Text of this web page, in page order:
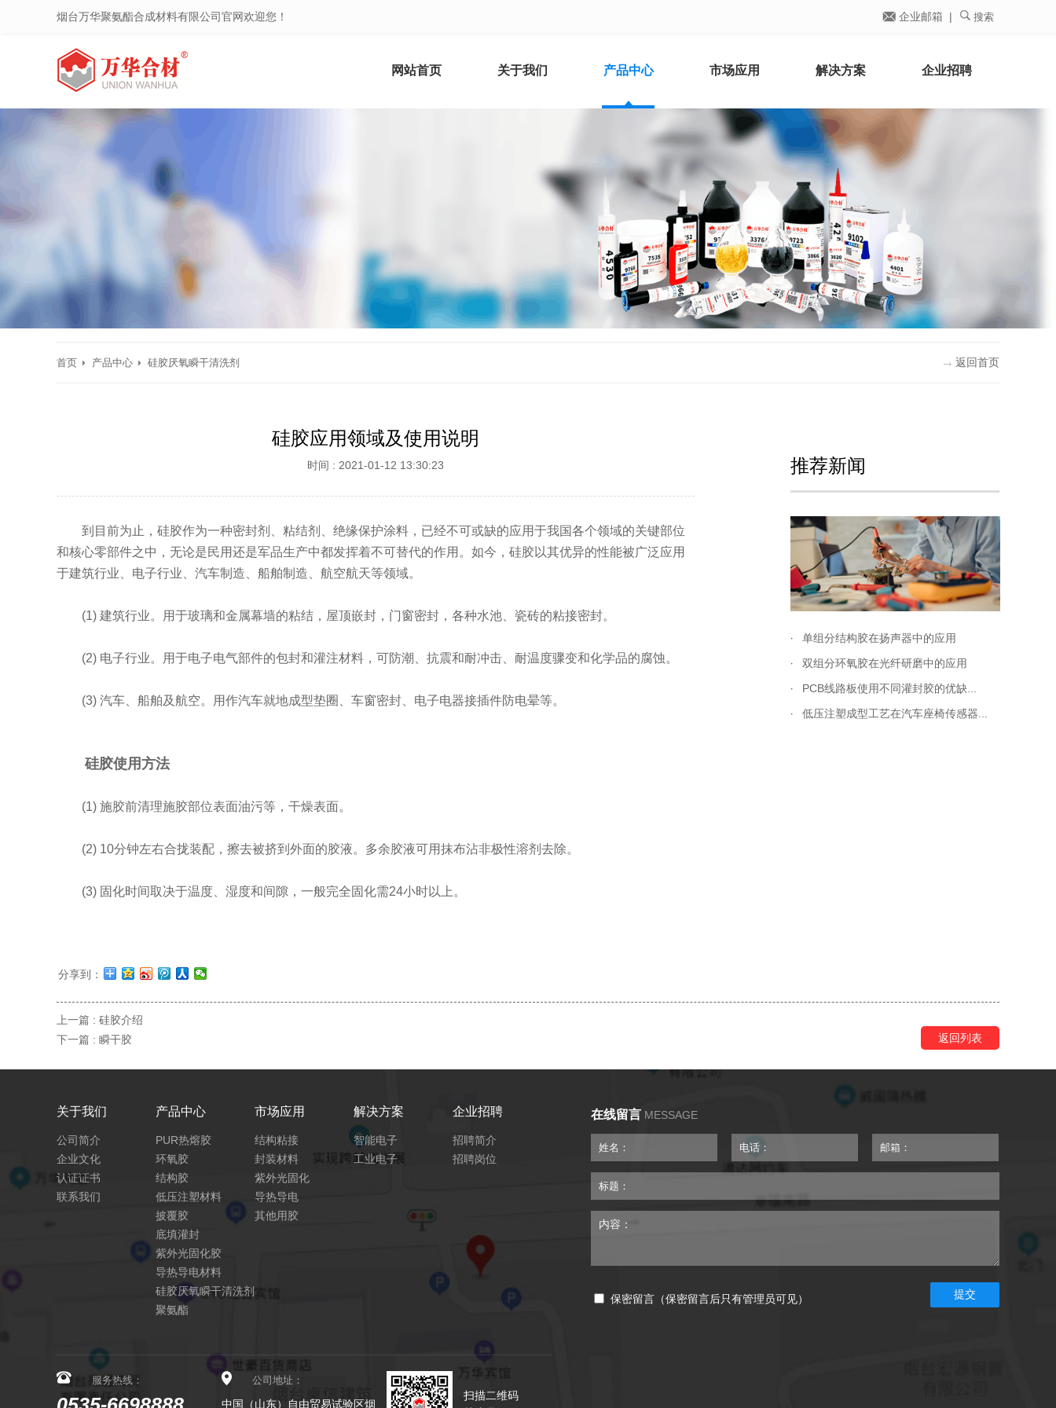
烟台万华聚氨酯合成材料有限公司官网欢迎您！ 企业邮箱 | 搜索
网站首页 关于我们 产品中心 市场应用 解决方案 企业招聘
首页 产品中心 硅胶厌氧瞬干清洗剂 返回首页
硅胶应用领域及使用说明
时间 : 2021-01-12 13:30:23
到目前为止，硅胶作为一种密封剂、粘结剂、绝缘保护涂料，已经不可或缺的应用于我国各个领域的关键部位
和核心零部件之中，无论是民用还是军品生产中都发挥着不可替代的作用。如今，硅胶以其优异的性能被广泛应用
于建筑行业、电子行业、汽车制造、船舶制造、航空航天等领域。
(1) 建筑行业。用于玻璃和金属幕墙的粘结，屋顶嵌封，门窗密封，各种水池、瓷砖的粘接密封。
(2) 电子行业。用于电子电气部件的包封和灌注材料，可防潮、抗震和耐冲击、耐温度骤变和化学品的腐蚀。
(3) 汽车、船舶及航空。用作汽车就地成型垫圈、车窗密封、电子电器接插件防电晕等。
硅胶使用方法
(1) 施胶前清理施胶部位表面油污等，干燥表面。
(2) 10分钟左右合拢装配，擦去被挤到外面的胶液。多余胶液可用抹布沾非极性溶剂去除。
(3) 固化时间取决于温度、湿度和间隙，一般完全固化需24小时以上。
推荐新闻
单组分结构胶在扬声器中的应用
双组分环氧胶在光纤研磨中的应用
PCB线路板使用不同灌封胶的优缺...
低压注塑成型工艺在汽车座椅传感器...
分享到：
上一篇 : 硅胶介绍
下一篇 : 瞬干胶 返回列表
关于我们
公司简介
企业文化
认证证书
联系我们
产品中心
PUR热熔胶
环氧胶
结构胶
低压注塑材料
披覆胶
底填灌封
紫外光固化胶
导热导电材料
硅胶厌氧瞬干清洗剂
聚氨酯
市场应用
结构粘接
封装材料
紫外光固化
导热导电
其他用胶
解决方案
智能电子
工业电子
企业招聘
招聘简介
招聘岗位
服务热线： 公司地址：
中国（山东）自由贸易试验区烟
扫描二维码
在线留言 MESSAGE
保密留言（保密留言后只有管理员可见） 提交